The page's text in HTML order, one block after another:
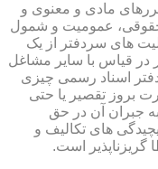
مادی و معنوی و
حقوقی، عمومیت و شمول
های سردفتر از یک
قیاس با سایر مشاغل
اسناد رسمی چیزی
بروز تقصیر یا حتی
جبران آن در حق
های تکالیف و
است.